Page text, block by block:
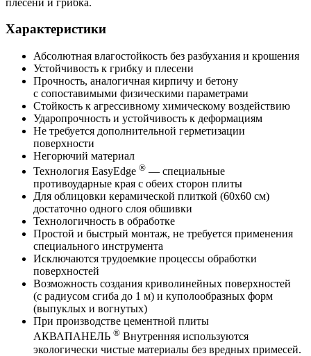
Характеристики
Абсолютная влагостойкость без разбухания и крошения
Устойчивость к грибку и плесени
Прочность, аналогичная кирпичу и бетону
с сопоставимыми физическими параметрами
Стойкость к агрессивному химическому воздействию
Ударопрочность и устойчивость к деформациям
Не требуется дополнительной герметизации
поверхности
Негорючий материал
Технология EasyEdge ® — специальные
противоударные края с обеих сторон плиты
Для облицовки керамической плиткой (60х60 см)
достаточно одного слоя обшивки
Технологичность в обработке
Простой и быстрый монтаж, не требуется применения
специального инструмента
Исключаются трудоемкие процессы обработки
поверхностей
Возможность создания криволинейных поверхностей
(с радиусом сгиба до 1 м) и куполообразных форм
(выпуклых и вогнутых)
При производстве цементной плиты
АКВАПАНЕЛЬ ® Внутренняя используются
экологически чистые материалы без вредных примесей.